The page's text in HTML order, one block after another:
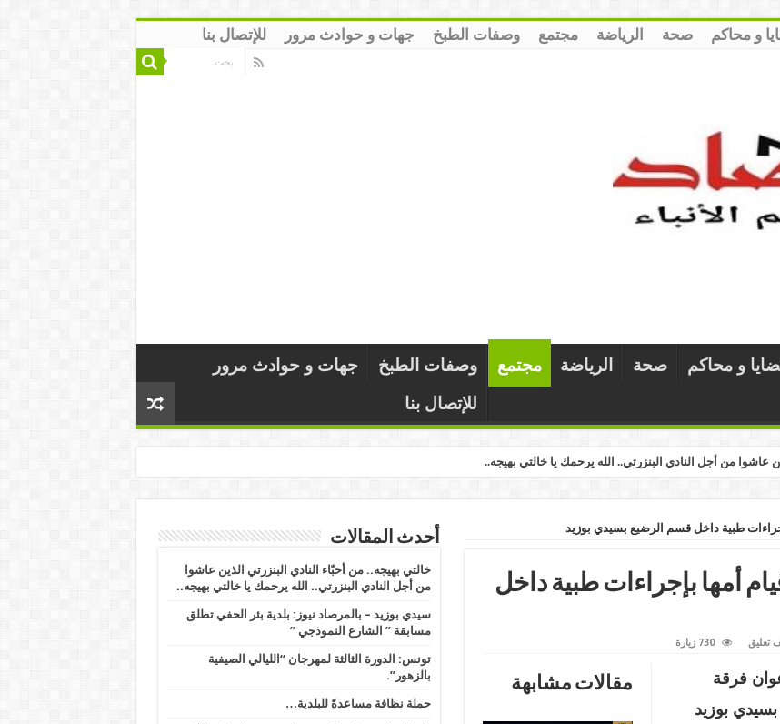
و محاكم صحة الرياضة مجتمع وصفات الطبخ جهات و حوادث مرور للإتصال بنا
و محاكم صحة الرياضة مجتمع وصفات الطبخ
جهات و حوادث مرور
للإتصال بنا
عاشوا من أجل النادي البنزرتي.. الله يرحمك يا خالتي بهيجه..
طبية داخل قسم الرضيع بسيدي بوزيد
أمها بإجراءات طبية داخل
تعليق 730 زيارة
مقالات مشابهة
أمس الاثنين 4 جويلية 2022 اعوان فرقة
بوزيد
أحدث المقالات
خالتي بهيجه.. من أحبّاء النادي البنزرتي الذين عاشوا
من أجل النادي البنزرتي.. الله يرحمك يا خالتي بهيجه..
سيدي بوزيد – بالمرصاد نيوز: بلدية بئر الحفي تطلق
مسابقة ” الشارع النموذجي ” ​
تونس: الدورة الثالثة لمهرجان “الليالي الصيفية
بالزهور”.
حملة نظافة مساعدةً للبلدية…